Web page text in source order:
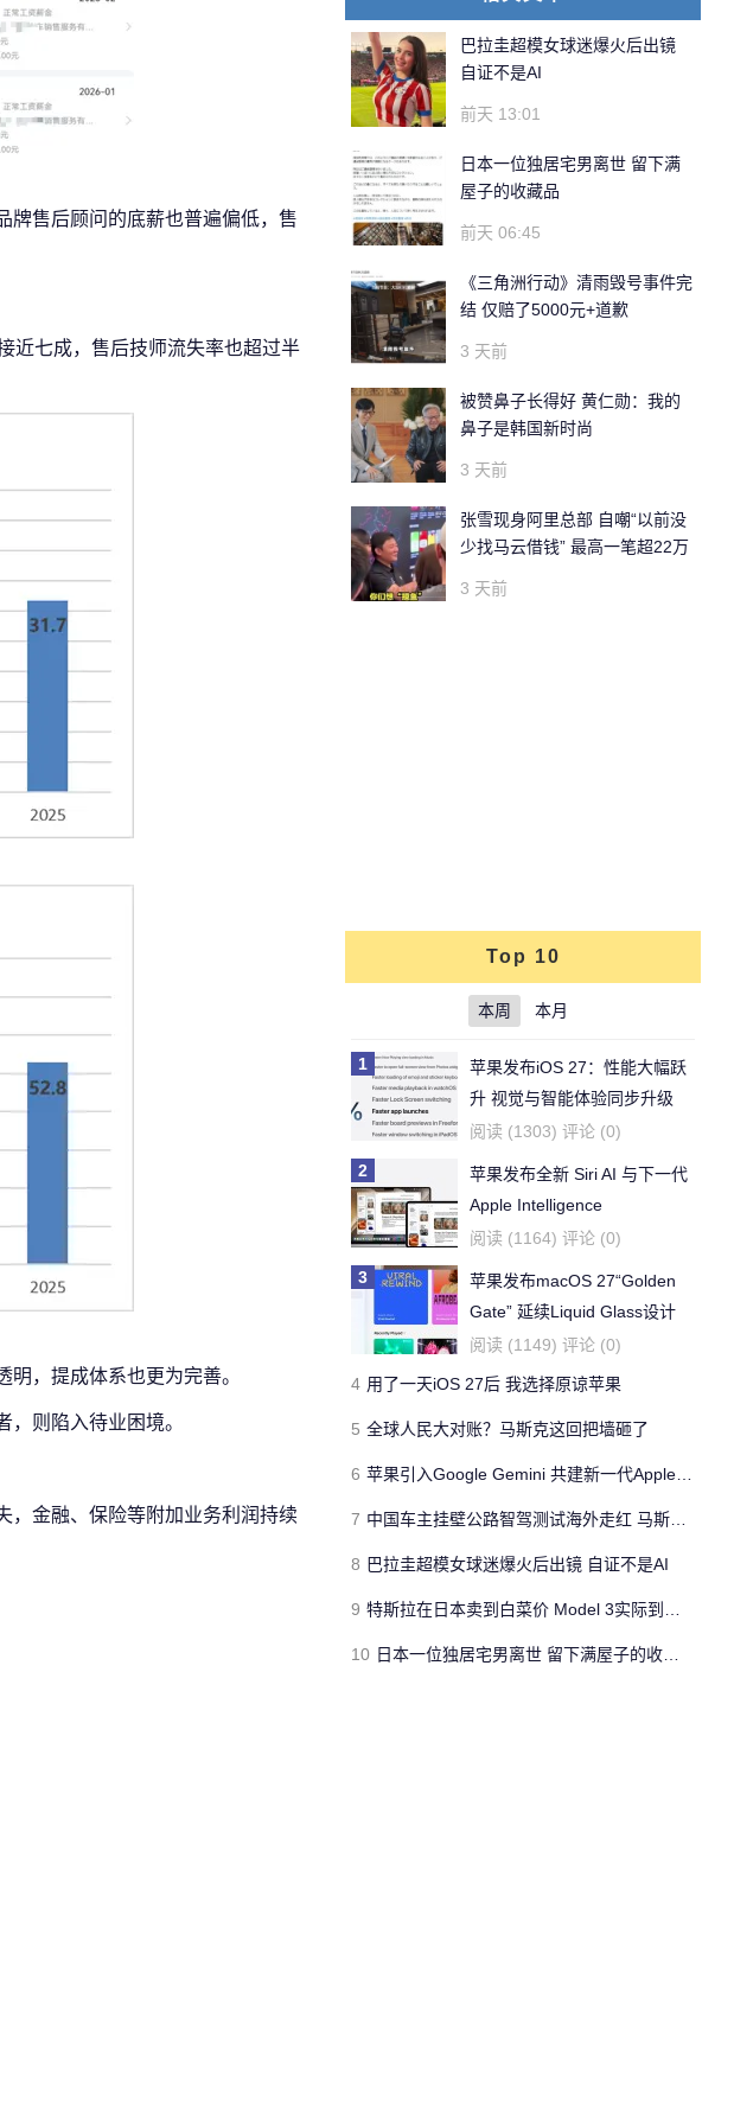
牌售后顾问的底薪也普遍偏低，售
近七成，售后技师流失率也超过半
，提成体系也更为完善。
则陷入待业困境。
，金融、保险等附加业务利润持续
巴拉圭超模女球迷爆火后出镜
自证不是AI
前天 13:01
日本一位独居宅男离世 留下满
屋子的收藏品
前天 06:45
《三角洲行动》清雨毁号事件完
结 仅赔了5000元+道歉
3 天前
被赞鼻子长得好 黄仁勋：我的
鼻子是韩国新时尚
3 天前
张雪现身阿里总部 自嘲“以前没
少找马云借钱” 最高一笔超22万
3 天前
Top 10
本周 本月
1
苹果发布iOS 27：性能大幅跃
升 视觉与智能体验同步升级
阅读 (1303) 评论 (0)
2
苹果发布全新 Siri AI 与下一代
Apple Intelligence
阅读 (1164) 评论 (0)
3
苹果发布macOS 27“Golden
Gate” 延续Liquid Glass设计
全面淘汰英特尔架构
阅读 (1149) 评论 (0)
4 用了一天iOS 27后 我选择原谅苹果
5 全球人民大对账？马斯克这回把墙砸了
6 苹果引入Google Gemini 共建新一代Apple Intelligence架构
7 中国车主挂壁公路智驾测试海外走红 马斯克转发
8 巴拉圭超模女球迷爆火后出镜 自证不是AI
9 特斯拉在日本卖到白菜价 Model 3实际到手仅需13.4万元
10 日本一位独居宅男离世 留下满屋子的收藏品